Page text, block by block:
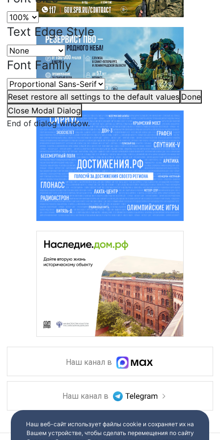
Text Edge Style
Font Family
Reset restore all settings to the default values Done
Close Modal Dialog
End of dialog window.
Наш канал в
Наш канал в
Наш веб-сайт использует файлы cookie и сохраняет их на
Вашем устройстве, чтобы сделать перемещения по сайту